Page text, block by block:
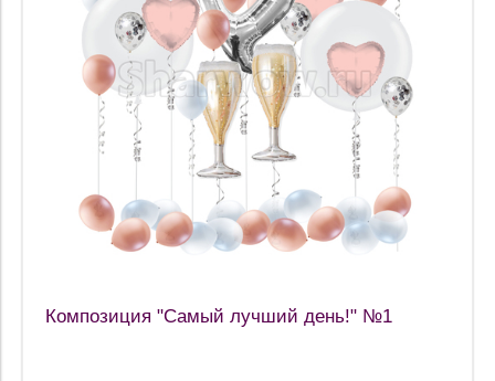
Композиция "Самый лучший день!" №1